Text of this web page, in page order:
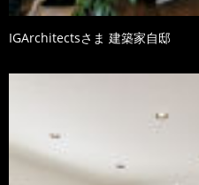
IGArchitectsさま 建築家自邸